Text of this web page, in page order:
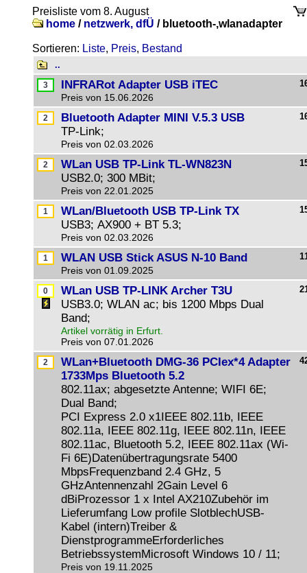
Preisliste vom 8. August
home / netzwerk, dfÜ / bluetooth-,wlanadapter
Sortieren: Liste, Preis, Bestand
..
INFRARot Adapter USB iTEC
Preis von 15.06.2026
Bluetooth Adapter MINI V.5.3 USB
TP-Link;
Preis von 02.03.2026
WLan USB TP-Link TL-WN823N
USB2.0; 300 MBit;
Preis von 22.01.2025
WLan/Bluetooth USB TP-Link TX
USB3; AX900 + BT 5.3;
Preis von 02.03.2026
WLAN USB Stick ASUS N-10 Band
Preis von 01.09.2025
WLan USB TP-LINK Archer T3U
USB3.0; WLAN ac; bis 1200 Mbps Dual
Band;
Artikel vorrätig in Erfurt.
Preis von 07.01.2026
WLan+Bluetooth DMG-36 PCIex*4 Adapter
1733Mps Bluetooth 5.2
802.11ax; abgesetzte Antenne; WIFI 6E;
Dual Band;
PCI Express 2.0 x1IEEE 802.11b, IEEE
802.11a, IEEE 802.11g, IEEE 802.11n, IEEE
802.11ac, Bluetooth 5.2, IEEE 802.11ax (Wi-
Fi 6E)Datenübertragungsrate 5400
MbpsFrequenzband 2.4 GHz, 5
GHzAntennenzahl 2Gain Level 6
dBiProzessor 1 x Intel AX210Zubehör im
Lieferumfang Low profile SlotblechUSB-
Kabel (intern)Treiber &
DienstprogrammeErforderliches
BetriebssystemMicrosoft Windows 10 / 11;
Preis von 19.11.2025